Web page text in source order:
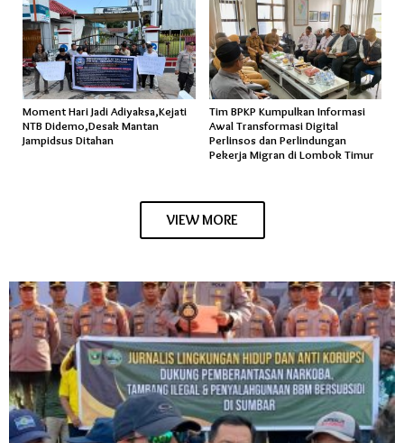
Moment Hari Jadi Adiyaksa,Kejati
NTB Didemo,Desak Mantan
Jampidsus Ditahan
Tim BPKP Kumpulkan Informasi
Awal Transformasi Digital
Perlinsos dan Perlindungan
Pekerja Migran di Lombok Timur
VIEW MORE